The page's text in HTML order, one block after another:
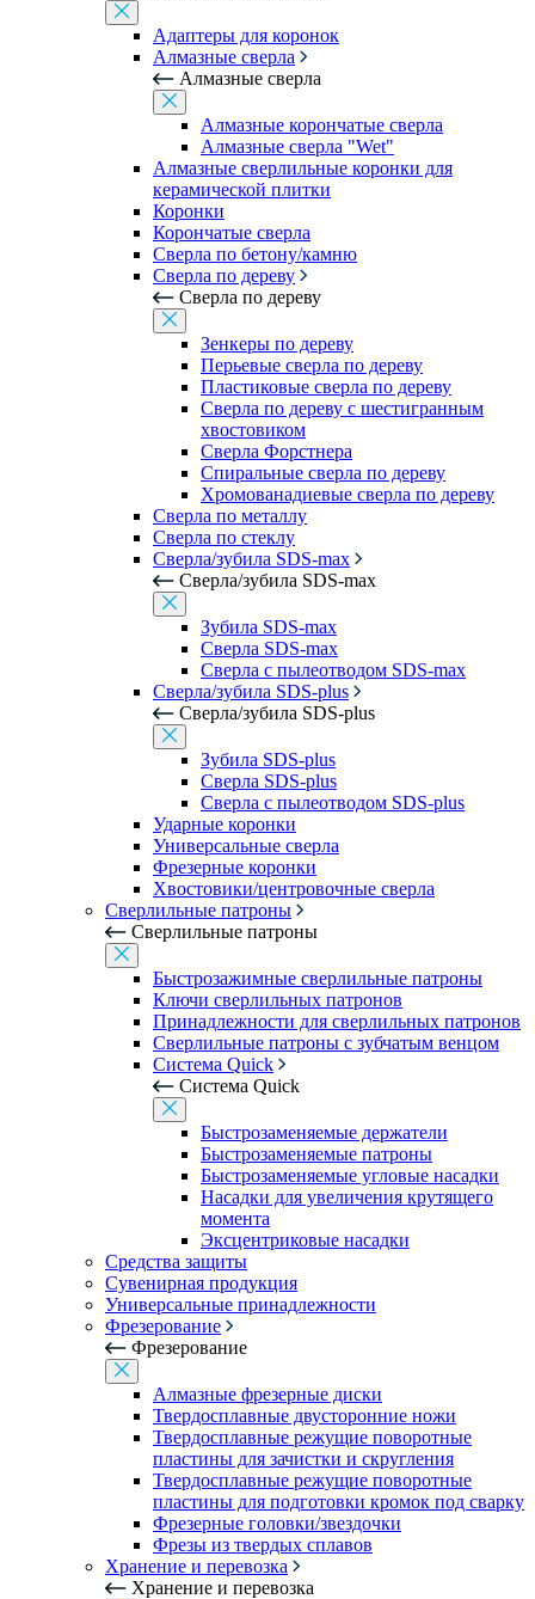
Адаптеры для коронок
Алмазные сверла
Алмазные сверла
Алмазные корончатые сверла
Алмазные сверла "Wet"
Алмазные сверлильные коронки для
керамической плитки
Коронки
Корончатые сверла
Сверла по бетону/камню
Сверла по дереву
Сверла по дереву
Зенкеры по дереву
Перьевые сверла по дереву
Пластиковые сверла по дереву
Сверла по дереву с шестигранным
хвостовиком
Сверла Форстнера
Спиральные сверла по дереву
Хромованадиевые сверла по дереву
Сверла по металлу
Сверла по стеклу
Сверла/зубила SDS-max
Сверла/зубила SDS-max
Зубила SDS-max
Сверла SDS-max
Сверла с пылеотводом SDS-max
Сверла/зубила SDS-plus
Сверла/зубила SDS-plus
Зубила SDS-plus
Сверла SDS-plus
Сверла с пылеотводом SDS-plus
Ударные коронки
Универсальные сверла
Фрезерные коронки
Хвостовики/центровочные сверла
Сверлильные патроны
Сверлильные патроны
Быстрозажимные сверлильные патроны
Ключи сверлильных патронов
Принадлежности для сверлильных патронов
Сверлильные патроны с зубчатым венцом
Система Quick
Система Quick
Быстрозаменяемые держатели
Быстрозаменяемые патроны
Быстрозаменяемые угловые насадки
Насадки для увеличения крутящего
момента
Эксцентриковые насадки
Средства защиты
Сувенирная продукция
Универсальные принадлежности
Фрезерование
Фрезерование
Алмазные фрезерные диски
Твердосплавные двусторонние ножи
Твердосплавные режущие поворотные
пластины для зачистки и скругления
Твердосплавные режущие поворотные
пластины для подготовки кромок под сварку
Фрезерные головки/звездочки
Фрезы из твердых сплавов
Хранение и перевозка
Хранение и перевозка